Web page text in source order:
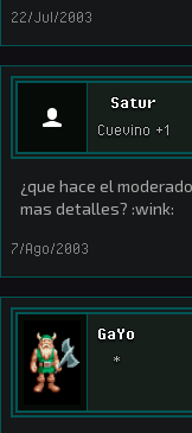
22/Jul/2003
Satur
Cuevino +1
¿que hace el
mas detalles? :wink:
7/Ago/2003
GaYo
*